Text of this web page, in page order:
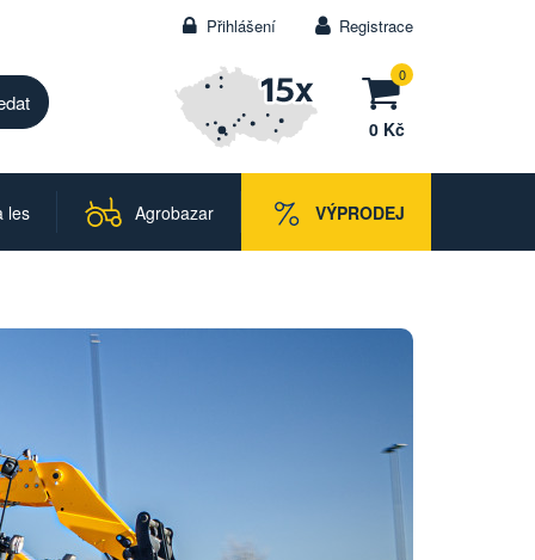
Přihlášení Registrace
0
0 Kč
les Agrobazar VÝPRODEJ